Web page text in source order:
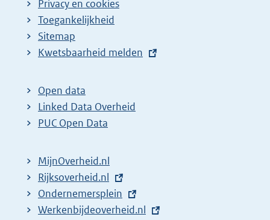
Privacy en cookies
Toegankelijkheid
Sitemap
E
t
e
r
l
i
n
k
Kwetsbaarheid melden
Open data
Linked Data Overheid
PUC Open Data
MijnOverheid.nl
E
x
t
Rijksoverheid.nl
E
x
Ondernemersplein
E
Werkenbijdeoverheid.nl